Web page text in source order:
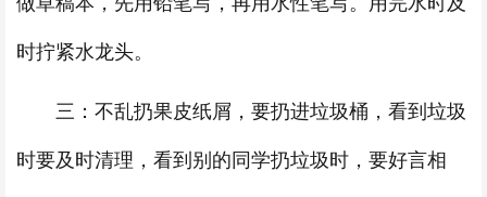
时拧紧水龙头。
三：不乱扔果皮纸屑，要扔进垃圾桶，看到垃圾
时要及时清理，看到别的同学扔垃圾时，要好言相